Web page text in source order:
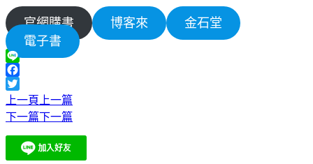
官網購書 博客來
金石堂
電子書
Line
Facebook
Twitter
上一頁 上一篇
下一篇下一篇